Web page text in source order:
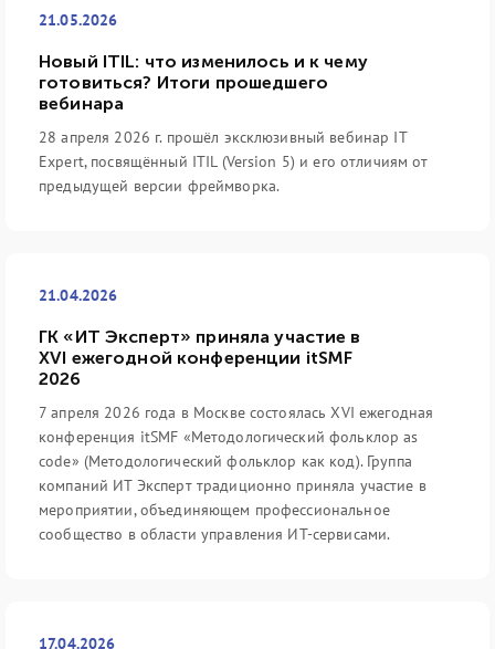
21.05.2026
Новый ITIL: что изменилось и к чему
готовиться? Итоги прошедшего
вебинара
28 апреля 2026 г. прошёл эксклюзивный вебинар IT
Expert, посвящённый ITIL (Version 5) и его отличиям от
предыдущей версии фреймворка.
21.04.2026
ГК «ИТ Эксперт» приняла участие в
XVI ежегодной конференции itSMF
2026
7 апреля 2026 года в Москве состоялась XVI ежегодная
конференция itSMF «Методологический фольклор as
code» (Методологический фольклор как код). Группа
компаний ИТ Эксперт традиционно приняла участие в
мероприятии, объединяющем профессиональное
сообщество в области управления ИТ-сервисами.
17.04.2026